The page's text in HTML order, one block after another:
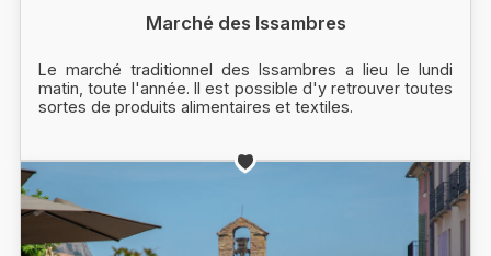
Marché des Issambres
Le marché traditionnel des Issambres a lieu le lundi
matin, toute l'année. Il est possible d'y retrouver toutes
sortes de produits alimentaires et textiles.